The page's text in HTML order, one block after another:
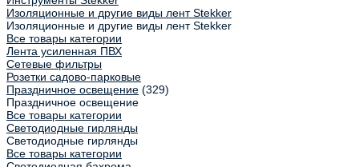
Изоляционные и другие виды лент Stekker
Изоляционные и другие виды лент Stekker
Все товары категории
Лента усиленная ПВХ
Сетевые фильтры
Розетки садово-парковые
Праздничное освещение (329)
Праздничное освещение
Все товары категории
Светодиодные гирлянды
Светодиодные гирлянды
Все товары категории